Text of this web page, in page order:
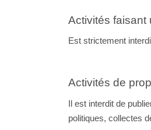
Activités faisant
Est strictement
Activités de
Il est interdit de
politiques, collectes